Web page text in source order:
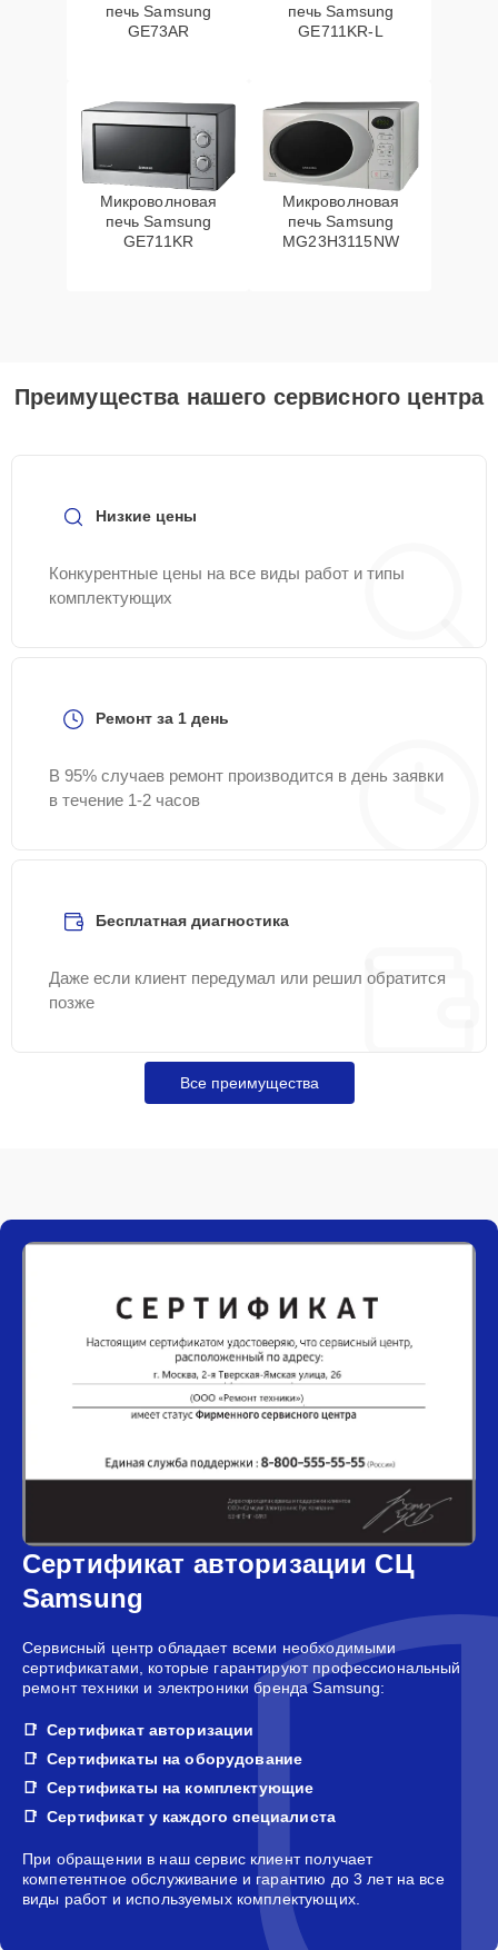
печь Samsung
GE73AR
печь Samsung
GE711KR-L
Микроволновая
печь Samsung
GE711KR
Микроволновая
печь Samsung
MG23H3115NW
Преимущества нашего сервисного центра
Низкие цены
Конкурентные цены на все виды работ и типы
комплектующих
Ремонт за 1 день
В 95% случаев ремонт производится в день заявки
в течение 1-2 часов
Бесплатная диагностика
Даже если клиент передумал или решил обратится
позже
Все преимущества
Сертификат авторизации СЦ
Samsung
Сервисный центр обладает всеми необходимыми
сертификатами, которые гарантируют профессиональный
ремонт техники и электроники бренда Samsung:
Сертификат авторизации
Сертификаты на оборудование
Сертификаты на комплектующие
Сертификат у каждого специалиста
При обращении в наш сервис клиент получает
компетентное обслуживание и гарантию до 3 лет на все
виды работ и используемых комплектующих.